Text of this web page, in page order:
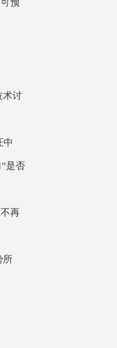
预
术讨
中
是否
再
所